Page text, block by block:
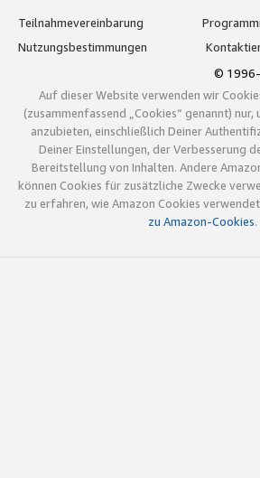
Teilnahmevereinbarung
Nutzungsbestimmungen
© 1996-
Auf dieser Website verwenden wir
(zusammenfassend „Cookies“ genannt) nur,
anzubieten, einschließlich Deiner
Deiner Einstellungen, der Verbesserung
Bereitstellung von Inhalten. Andere
können Cookies für zusätzliche Zwecke
zu erfahren, wie Amazon Cookies
zu Amazon-Cookies.